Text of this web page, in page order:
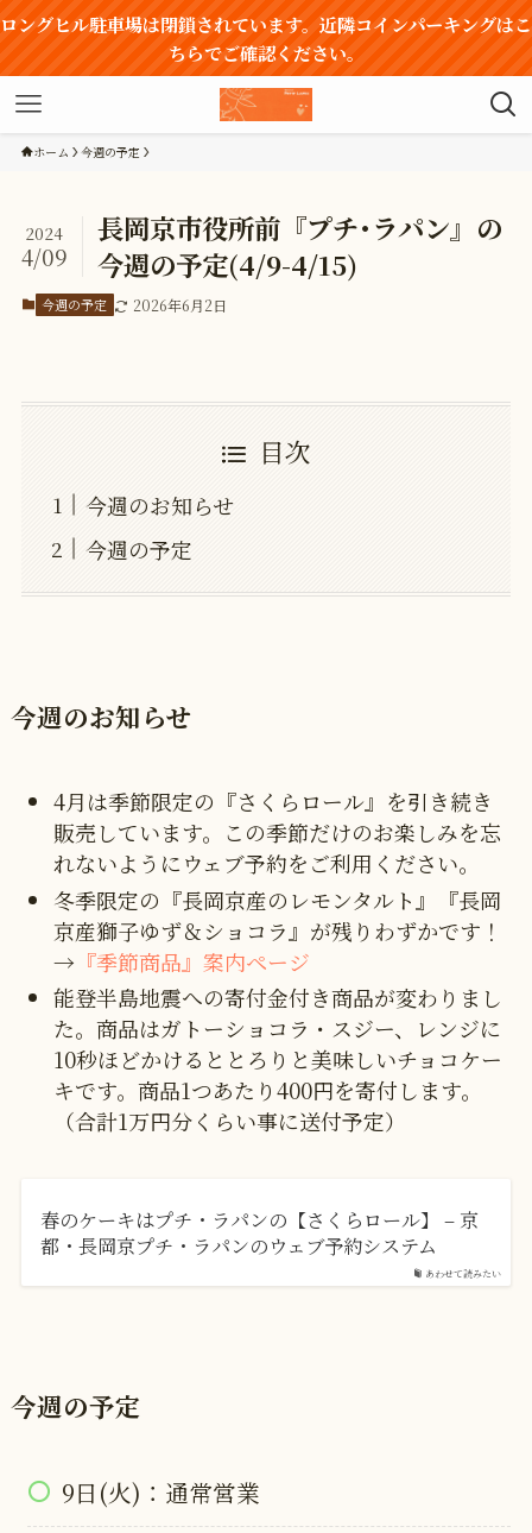
ロングヒル駐車場は閉鎖されています。近隣コインパーキングはこ
ちらでご確認ください。
ホーム 今週の予定
長岡京市役所前『プチ･ラパン』の
今週の予定(4/9-4/15)
2024
4/09
今週の予定 2026年6月2日
目次
今週のお知らせ
今週の予定
今週のお知らせ
4月は季節限定の『さくらロール』を引き続き
販売しています。この季節だけのお楽しみを忘
れないようにウェブ予約をご利用ください。
冬季限定の『長岡京産のレモンタルト』『長岡
京産獅子ゆず＆ショコラ』が残りわずかです！
→ 『季節商品』案内ページ
能登半島地震への寄付金付き商品が変わりまし
た。商品はガトーショコラ・スジー、レンジに
10秒ほどかけるととろりと美味しいチョコケー
キです。商品1つあたり400円を寄付します。
（合計1万円分くらい事に送付予定）
あわせて読みたい
春のケーキはプチ・ラパンの【さくらロール】 – 京
都・長岡京プチ・ラパンのウェブ予約システム
今週の予定
9日(火)：通常営業